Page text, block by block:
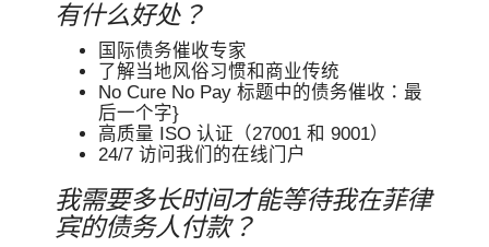
有什么好处？
国际债务催收专家
了解当地风俗习惯和商业传统
No Cure No Pay 标题中的债务催收：最
后一个字}
高质量 ISO 认证（27001 和 9001）
24/7 访问我们的在线门户
我需要多长时间才能等待我在菲律
宾的债务人付款？